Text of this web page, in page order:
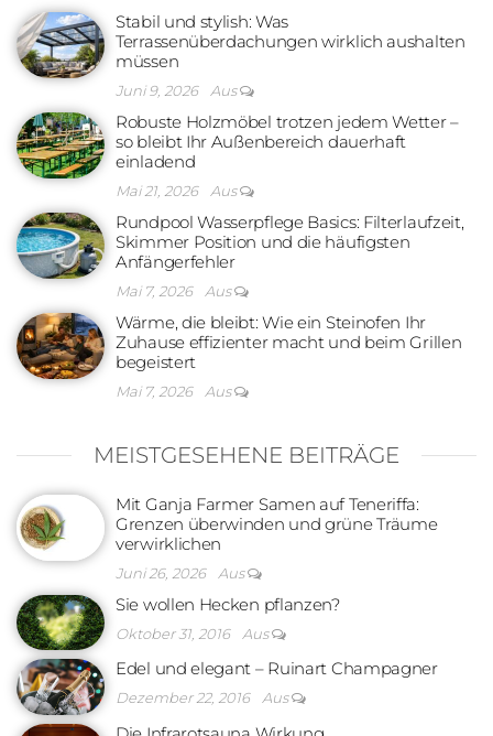
Stabil und stylish: Was
Terrassenüberdachungen wirklich aushalten
müssen
Juni 9, 2026 Aus
Robuste Holzmöbel trotzen jedem Wetter –
so bleibt Ihr Außenbereich dauerhaft
einladend
Mai 21, 2026 Aus
Rundpool Wasserpflege Basics: Filterlaufzeit,
Skimmer Position und die häufigsten
Anfängerfehler
Mai 7, 2026 Aus
Wärme, die bleibt: Wie ein Steinofen Ihr
Zuhause effizienter macht und beim Grillen
begeistert
Mai 7, 2026 Aus
MEISTGESEHENE BEITRÄGE
Mit Ganja Farmer Samen auf Teneriffa:
Grenzen überwinden und grüne Träume
verwirklichen
Juni 26, 2026 Aus
Sie wollen Hecken pflanzen?
Oktober 31, 2016 Aus
Edel und elegant – Ruinart Champagner
Dezember 22, 2016 Aus